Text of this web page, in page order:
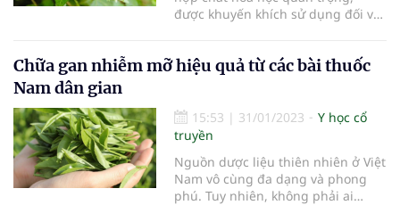
được khuyến khích sử dụng đối với
Chữa gan nhiễm mỡ hiệu quả từ các bài thuốc
Nam dân gian
15:53 | 31/01/2023
Y học cổ
truyền
Nguồn dược liệu thiên nhiên ở Việt
Nam vô cùng đa dạng và phong
phú. Tuy nhiên, không phải ai